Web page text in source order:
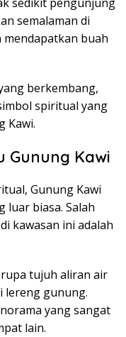
semalaman di
buah
berkembang,
spiritual yang
Kawi.
Gunung Kawi
Gunung Kawi
luar biasa. Salah
kawasan ini adalah
tujuh aliran air
lereng gunung.
yang sangat
lain.